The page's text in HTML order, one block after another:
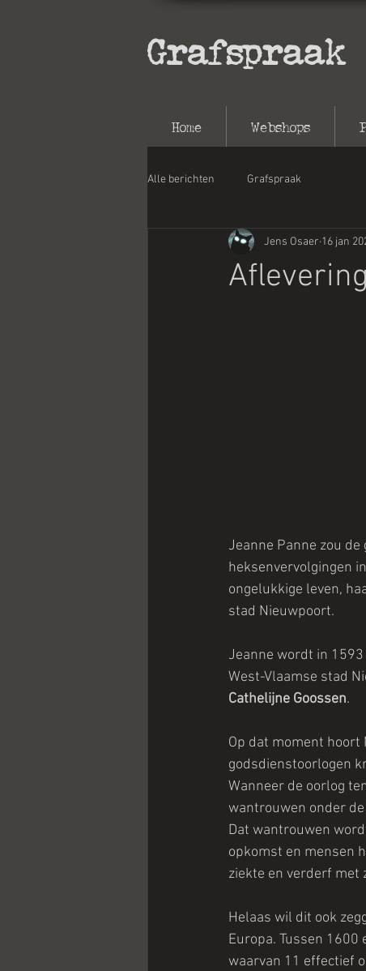
Grafspraak
Home Webshops
Alle berichten Grafspraak
Jens Osaer 16 jan
Jeanne Panne zou
heksenvervolgingen
ongelukkige leven,
stad Nieuwpoort.
Jeanne wordt in
West-Vlaamse stad
Cathelijne Goossen.
Op dat moment hoort
godsdienstoorlogen
Wanneer de oorlog
wantrouwen onder
Dat wantrouwen
opkomst en mensen
ziekte en verderf met
Helaas wil dit ook
Europa. Tussen
waarvan 11 effectief